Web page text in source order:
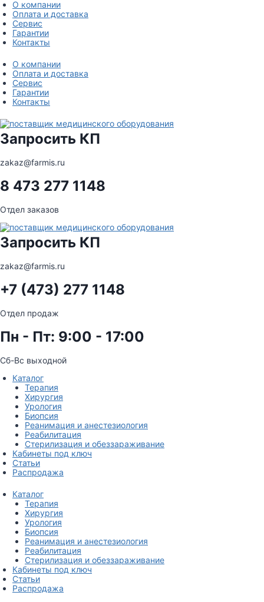
Перейти
к
содержимому
О компании
Оплата и доставка
Сервис
Гарантии
Контакты
О компании
Оплата и доставка
Сервис
Гарантии
Контакты
Запросить КП
zakaz@farmis.ru
8 473 277 1148
Отдел заказов
Запросить КП
zakaz@farmis.ru
+7 (473) 277 1148
Отдел продаж
Пн - Пт: 9:00 - 17:00
Сб-Вс выходной
Каталог
Терапия
Хирургия
Урология
Биопсия
Реанимация и анестезиология
Реабилитация
Стерилизация и обеззараживание
Кабинеты под ключ
Статьи
Распродажа
Каталог
Терапия
Хирургия
Урология
Биопсия
Реанимация и анестезиология
Реабилитация
Стерилизация и обеззараживание
Кабинеты под ключ
Статьи
Распродажа